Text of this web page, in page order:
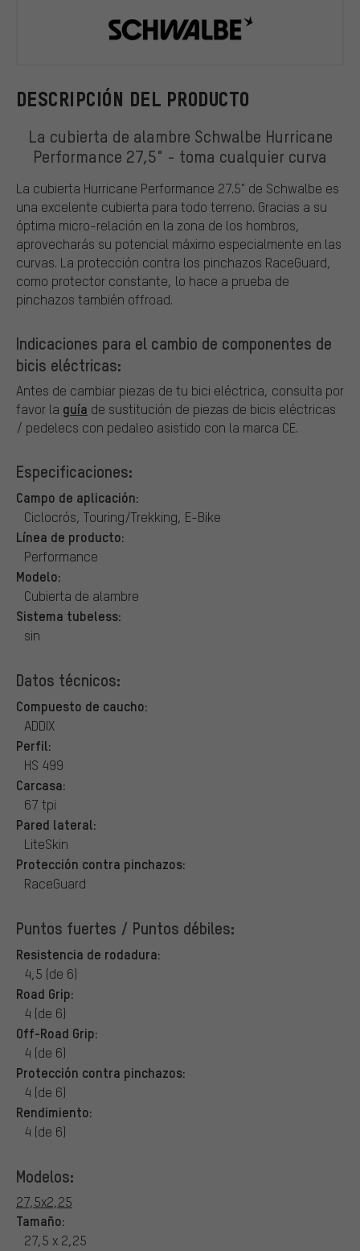
DESCRIPCIÓN DEL PRODUCTO
La cubierta de alambre Schwalbe Hurricane
Performance 27,5" - toma cualquier curva
La cubierta Hurricane Performance 27.5" de Schwalbe es
una excelente cubierta para todo terreno. Gracias a su
óptima micro-relación en la zona de los hombros,
aprovecharás su potencial máximo especialmente en las
curvas. La protección contra los pinchazos RaceGuard,
como protector constante, lo hace a prueba de
pinchazos también offroad.
Indicaciones para el cambio de componentes de
bicis eléctricas:
Antes de cambiar piezas de tu bici eléctrica, consulta por
favor la guía de sustitución de piezas de bicis eléctricas
/ pedelecs con pedaleo asistido con la marca CE.
Especificaciones:
Campo de aplicación:
Ciclocrós, Touring/Trekking, E-Bike
Línea de producto:
Performance
Modelo:
Cubierta de alambre
Sistema tubeless:
sin
Datos técnicos:
Compuesto de caucho:
ADDIX
Perfil:
HS 499
Carcasa:
67 tpi
Pared lateral:
LiteSkin
Protección contra pinchazos:
RaceGuard
Puntos fuertes / Puntos débiles:
Resistencia de rodadura:
4,5 (de 6)
Road Grip:
4 (de 6)
Off-Road Grip:
4 (de 6)
Protección contra pinchazos:
4 (de 6)
Rendimiento:
4 (de 6)
Modelos:
27,5x2,25
Tamaño:
27,5 x 2,25